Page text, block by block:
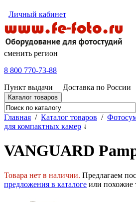
Личный кабинет
сменить регион
8 800 770-73-88
Пункт выдачи
Доставка по России
Каталог товаров
Главная / Каталог товаров /
для компактных камер ↓
VANGUARD
Товара нет в наличии. Предлагаем
предложения в каталоге или похожие